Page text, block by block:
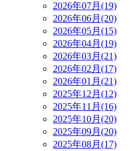
2026年07月(19)
2026年06月(20)
2026年05月(15)
2026年04月(19)
2026年03月(21)
2026年02月(17)
2026年01月(21)
2025年12月(12)
2025年11月(16)
2025年10月(20)
2025年09月(20)
2025年08月(17)